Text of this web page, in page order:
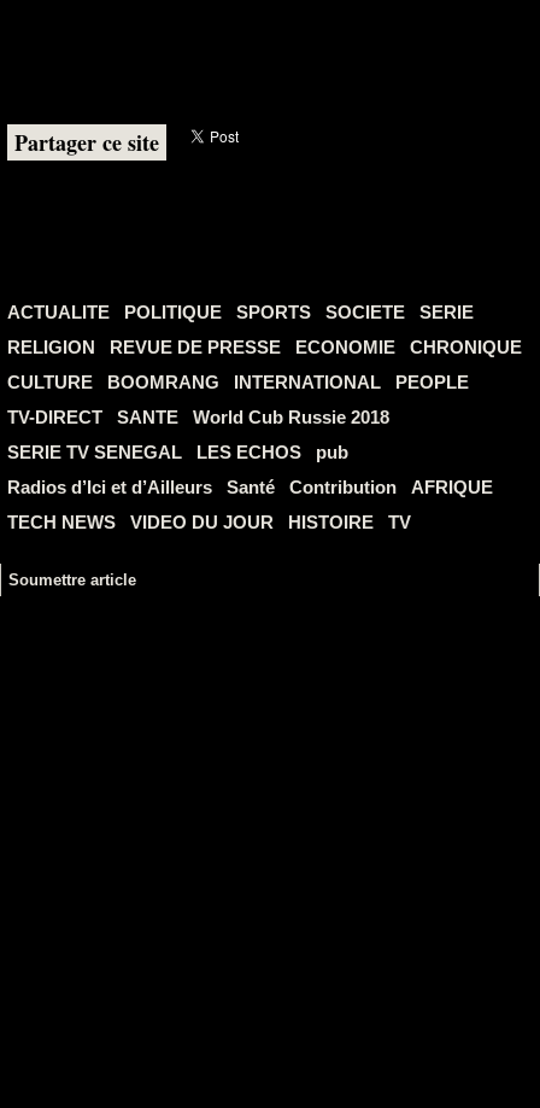
Partager ce site
ACTUALITE POLITIQUE SPORTS SOCIETE
SERIE
RELIGION
REVUE DE PRESSE ECONOMIE
CHRONIQUE
CULTURE
BOOMRANG INTERNATIONAL
PEOPLE
TV-DIRECT
SANTE
World Cub Russie 2018
SERIE TV SENEGAL
LES ECHOS
pub
Radios d’Ici et d’Ailleurs
Santé Contribution
AFRIQUE
TECH NEWS
VIDEO DU JOUR HISTOIRE TV
Soumettre article